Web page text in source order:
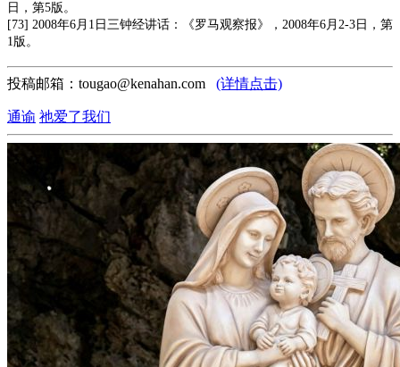
日，第5版。
[73] 2008年6月1日三钟经讲话：《罗马观察报》，2008年6月2-3日，第
1版。
投稿邮箱：tougao@kenahan.com (详情点击)
通谕 祂爱了我们